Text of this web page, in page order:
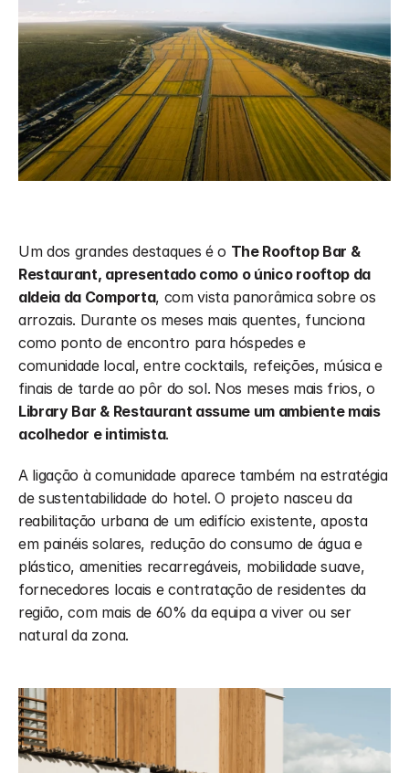
Um dos grandes destaques é o The Rooftop Bar &
Restaurant, apresentado como o único rooftop da
aldeia da Comporta, com vista panorâmica sobre os
arrozais. Durante os meses mais quentes, funciona
como ponto de encontro para hóspedes e
comunidade local, entre cocktails, refeições, música e
Library Bar & Restaurant assume um ambiente mais
acolhedor e intimista.
A ligação à comunidade aparece também na estratégia
de sustentabilidade do hotel. O projeto nasceu da
reabilitação urbana de um edifício existente, aposta
em painéis solares, redução do consumo de água e
plástico, amenities recarregáveis, mobilidade suave,
fornecedores locais e contratação de residentes da
região, com mais de 60% da equipa a viver ou ser
natural da zona.